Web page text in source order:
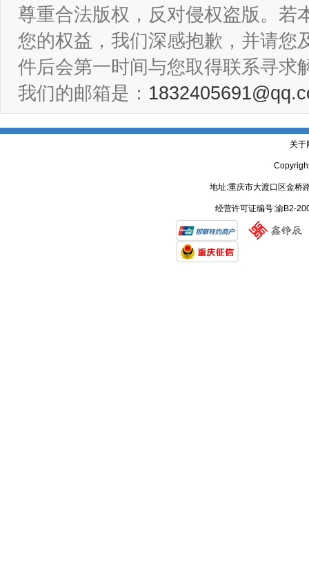
尊重合法版权，反对侵权盗版。若
您的权益，我们深感抱歉，并请您
件后会第一时间与您取得联系寻求
我们的邮箱是：
关于
地址:重庆市大渡口区金
经营许可证编号:渝B2-